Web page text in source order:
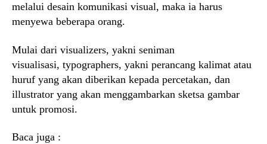
melalui desain komunikasi visual, maka ia harus
menyewa beberapa orang.
Mulai dari visualizers, yakni seniman
visualisasi, typographers, yakni perancang kalimat atau
huruf yang akan diberikan kepada percetakan, dan
illustrator yang akan menggambarkan sketsa gambar
untuk promosi.
Baca juga :